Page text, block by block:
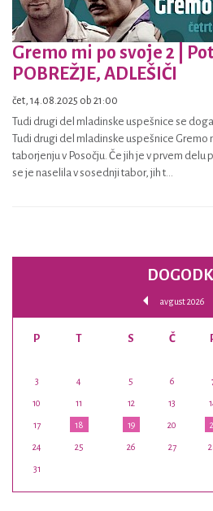
Gremo mi po svoje 2 |
POBREŽJE, ADLEŠIČI
čet, 14.08.2025 ob 21:00
Tudi drugi del mladinske uspešnice se
Tudi drugi del mladinske uspešnice Gremo
taborjenju v Posočju. Če jih je v prvem delu
se je naselila v sosednji tabor, jih t...
DOGODKI
avgust 2026
P T S Č
3 4 5 6
10 11 12 13
17 18 19 20
24 25 26 27
31